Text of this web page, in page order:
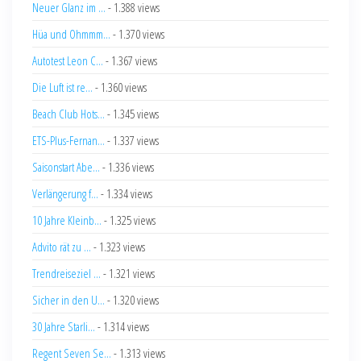
Neuer Glanz im ... - 1.388 views
Hüa und Ohmmm... - 1.370 views
Autotest Leon C... - 1.367 views
Die Luft ist re... - 1.360 views
Beach Club Hots... - 1.345 views
ETS-Plus-Fernan... - 1.337 views
Saisonstart Abe... - 1.336 views
Verlängerung f... - 1.334 views
10 Jahre Kleinb... - 1.325 views
Advito rät zu ... - 1.323 views
Trendreiseziel ... - 1.321 views
Sicher in den U... - 1.320 views
30 Jahre Starli... - 1.314 views
Regent Seven Se... - 1.313 views